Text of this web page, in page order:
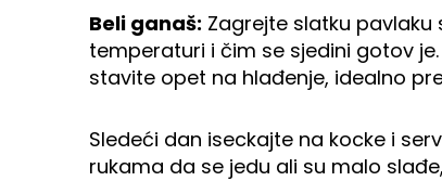
Beli ganaš: Zagrejte slatku
temperaturi i čim se sjedini gotov
stavite opet na hlađenje, idealno
Sledeći dan iseckajte na kocke i
rukama da se jedu ali su malo